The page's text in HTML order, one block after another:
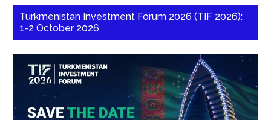
Turkmenistan Investment Forum 2026 (TIF 2026):
1-2 October 2026